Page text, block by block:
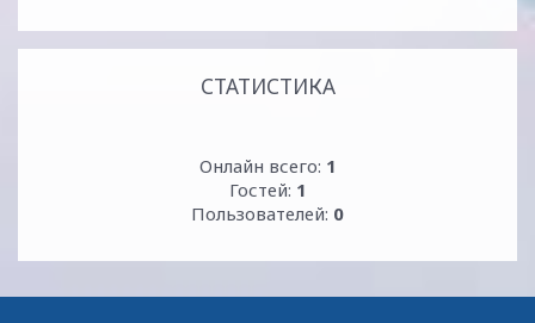
СТАТИСТИКА
Онлайн всего: 1
Гостей: 1
Пользователей: 0